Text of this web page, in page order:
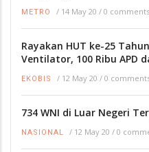
METRO / 14 May 20 / 0 comments
Rayakan HUT ke-25
Ventilator, 100 Ribu APD
EKOBIS / 12 May 20 / 0
734 WNI di Luar Negeri
NASIONAL / 12 May 20 / 0